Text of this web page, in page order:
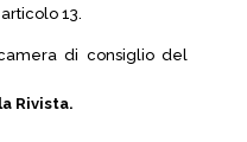
13.
di consiglio del
Rivista.